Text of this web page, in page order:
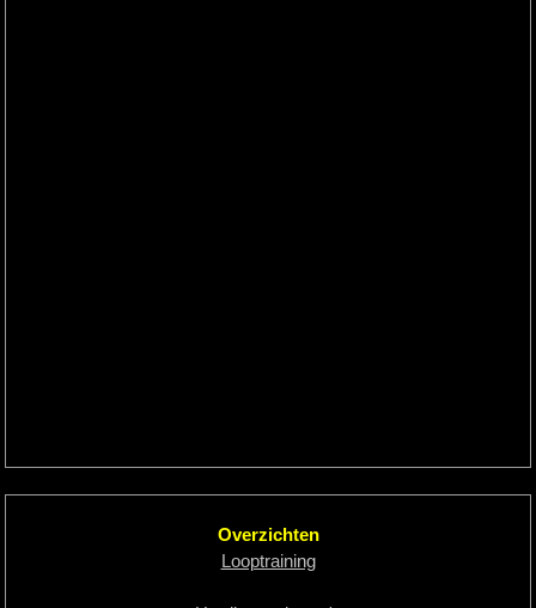
Overzichten
Looptraining